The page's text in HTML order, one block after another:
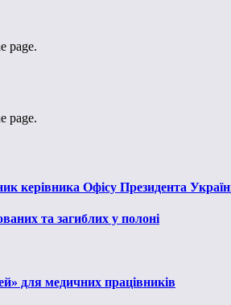
page.
page.
керівника Офісу Президента
та загиблих у полоні
для медичних працівників